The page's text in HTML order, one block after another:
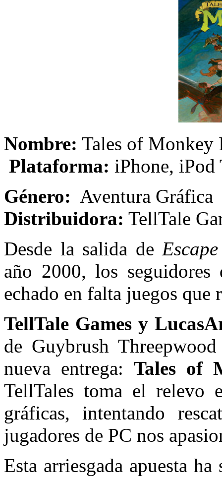
Nombre: Tales of
Plataforma: iPhone, iPod
Género:
Distribuidora: TellTale
Desde la salida de
año 2000, los seguidores
echado en falta juegos que
TellTale Games y
de Guybrush
nueva entrega: Tales of
TellTales toma el relevo
gráficas, intentando
jugadores de PC nos
Esta arriesgada apuesta